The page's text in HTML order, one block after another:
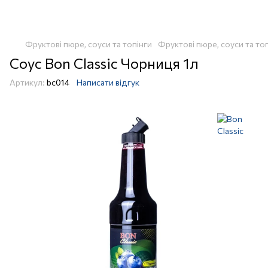
Фруктові пюре, соуси та топінги Фруктові пюре, соуси та
Соус Bon Classic Чорниця 1л
Артикул: bc014 Написати відгук